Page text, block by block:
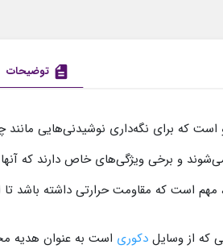
description توضیحات
که برای نگه‌داری نوشیدنی‌هایی مانند
و برخی ویژگی‌های خاص دارند که
مهم است که مقاومت حرارتی داشته باشد
که از وسایل دکوری است به عنوان هدیه